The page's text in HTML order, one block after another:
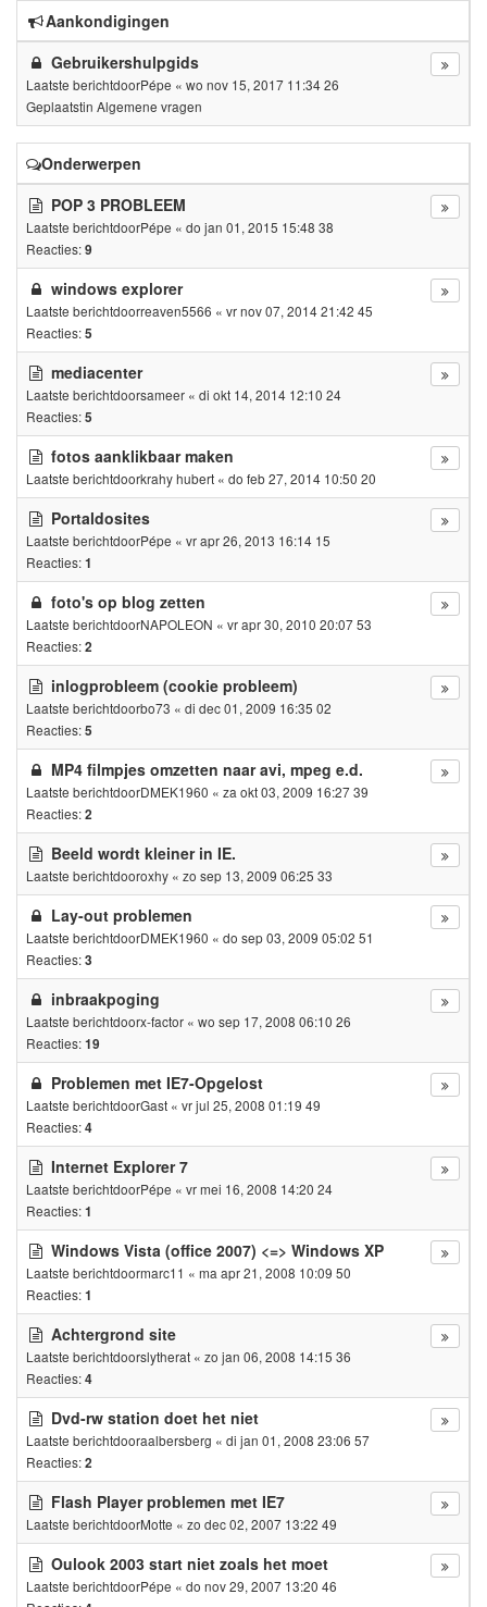
Aankondigingen
Gebruikershulpgids
Laatste berichtdoorPépe « wo nov 15, 2017 11:34 26
Geplaatstin Algemene vragen
Onderwerpen
POP 3 PROBLEEM
Laatste berichtdoorPépe « do jan 01, 2015 15:48 38
Reacties:9
windows explorer
Laatste berichtdoorreaven5566 « vr nov 07, 2014 21:42 45
Reacties:5
mediacenter
Laatste berichtdoorsameer « di okt 14, 2014 12:10 24
Reacties:5
fotos aanklikbaar maken
Laatste berichtdoorkrahy hubert « do feb 27, 2014 10:50 20
Portaldosites
Laatste berichtdoorPépe « vr apr 26, 2013 16:14 15
Reacties:1
foto's op blog zetten
Laatste berichtdoorNAPOLEON « vr apr 30, 2010 20:07 53
Reacties:2
inlogprobleem (cookie probleem)
Laatste berichtdoorbo73 « di dec 01, 2009 16:35 02
Reacties:5
MP4 filmpjes omzetten naar avi, mpeg e.d.
Laatste berichtdoorDMEK1960 « za okt 03, 2009 16:27 39
Reacties:2
Beeld wordt kleiner in IE.
Laatste berichtdooroxhy « zo sep 13, 2009 06:25 33
Lay-out problemen
Laatste berichtdoorDMEK1960 « do sep 03, 2009 05:02 51
Reacties:3
inbraakpoging
Laatste berichtdoorx-factor « wo sep 17, 2008 06:10 26
Reacties:19
Problemen met IE7-Opgelost
Laatste berichtdoorGast « vr jul 25, 2008 01:19 49
Reacties:4
Internet Explorer 7
Laatste berichtdoorPépe « vr mei 16, 2008 14:20 24
Reacties:1
Windows Vista (office 2007) <=> Windows XP
Laatste berichtdoormarc11 « ma apr 21, 2008 10:09 50
Reacties:1
Achtergrond site
Laatste berichtdoorslytherat « zo jan 06, 2008 14:15 36
Reacties:4
Dvd-rw station doet het niet
Laatste berichtdooraalbersberg « di jan 01, 2008 23:06 57
Reacties:2
Flash Player problemen met IE7
Laatste berichtdoorMotte « zo dec 02, 2007 13:22 49
Oulook 2003 start niet zoals het moet
Laatste berichtdoorPépe « do nov 29, 2007 13:20 46